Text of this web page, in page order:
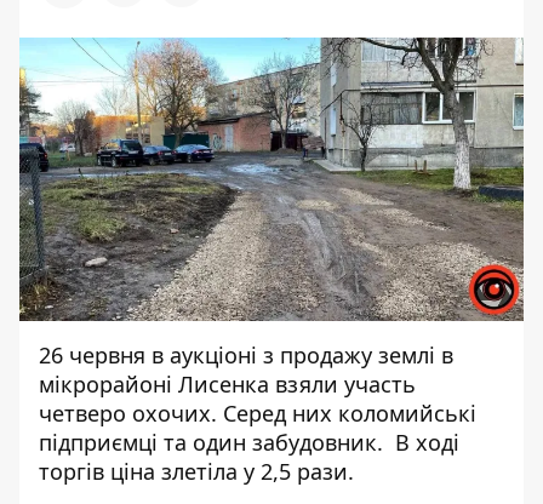
26 червня в аукціоні з продажу землі в
мікрорайоні Лисенка взяли участь
четверо охочих. Серед них коломийські
підприємці та один забудовник. В ході
торгів ціна злетіла у 2,5 рази.